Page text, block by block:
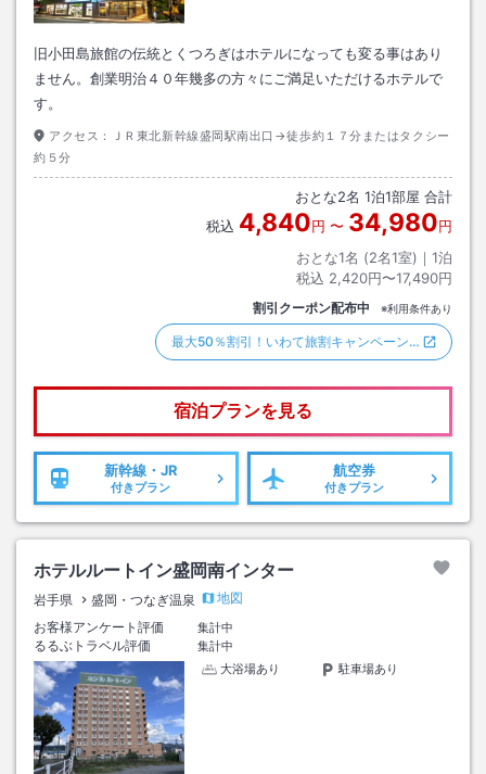
旧小田島旅館の伝統とくつろぎはホテルになっても変る事はあり
ません。創業明治４０年幾多の方々にご満足いただけるホテルで
す。
アクセス：
ＪＲ東北新幹線盛岡駅南出口→徒歩約１７分またはタクシー
約５分
おとな2名 1泊1部屋 合計
税込 4,840円 〜 34,980円
おとな1名 (2名1室)｜ 1泊
税込 2,420円〜17,490円
割引クーポン配布中 ※利用条件あり
最大50％割引！いわて旅割キャンペーン…
宿泊プランを見る
新幹線・JR
付きプラン
航空券
付きプラン
ホテルルートイン盛岡南インター
岩手県 盛岡・つなぎ温泉
地図
お客様アンケート評価
集計中
るるぶトラベル評価
集計中
大浴場あり
駐車場あり